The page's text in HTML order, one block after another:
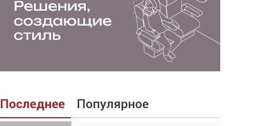
Последнее Популярное